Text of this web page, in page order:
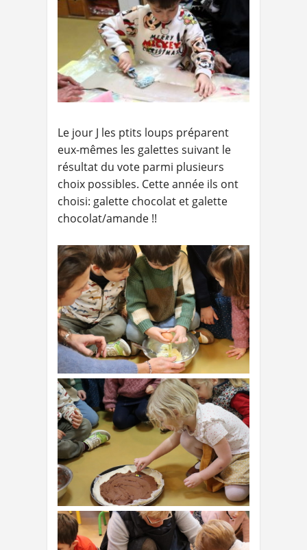
Le jour J les ptits loups préparent
eux-mêmes les galettes suivant le
résultat du vote parmi plusieurs
choix possibles. Cette année ils ont
choisi: galette chocolat et galette
chocolat/amande !!